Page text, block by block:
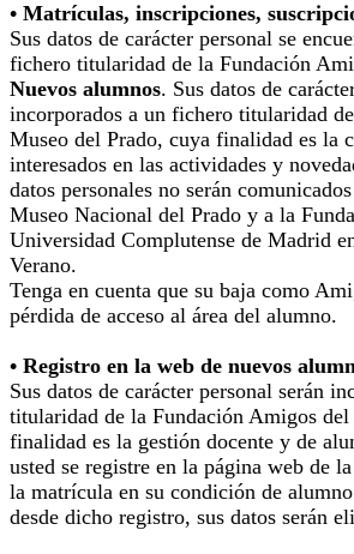
• Matrículas, inscripciones,
Sus datos de carácter personal se
fichero titularidad de la Fundación
Nuevos alumnos. Sus datos de
incorporados a un fichero titularidad
Museo del Prado, cuya finalidad es la
interesados en las actividades y
datos personales no serán
Museo Nacional del Prado y a la
Universidad Complutense de Madrid
Verano.
Tenga en cuenta que su baja como
pérdida de acceso al área del alumno.
• Registro en la web de nuevos
Sus datos de carácter personal serán
titularidad de la Fundación Amigos
finalidad es la gestión docente y de
usted se registre en la página web de
la matrícula en su condición de
desde dicho registro, sus datos serán